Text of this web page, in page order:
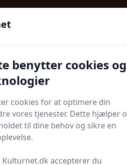
| Din Kulturguide Siden
butikker
benytter cookies og
cookies for at optimere din
vores tjenester. Dette hjælper
til dine behov og sikre en
accepterer du